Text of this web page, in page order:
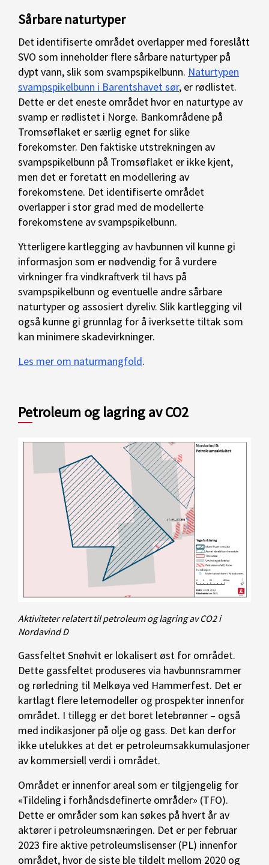
Sårbare naturtyper
Det identifiserte området overlapper med foreslått
SVO som inneholder flere sårbare naturtyper på
dypt vann, slik som svampspikelbunn. Naturtypen
svampspikelbunn i Barentshavet sør, er rødlistet.
Dette er det eneste området hvor en naturtype av
svamp er rødlistet i Norge. Bankområdene på
Tromsøflaket er særlig egnet for slike
forekomster. Den faktiske utstrekningen av
svampspikelbunn på Tromsøflaket er ikke kjent,
men det er foretatt en modellering av
forekomstene. Det identifiserte området
overlapper i stor grad med de modellerte
forekomstene av svampspikelbunn.
Ytterligere kartlegging av havbunnen vil kunne gi
informasjon som er nødvendig for å vurdere
virkninger fra vindkraftverk til havs på
svampspikelbunn og eventuelle andre sårbare
naturtyper og assosiert dyreliv. Slik kartlegging vil
også kunne gi grunnlag for å iverksette tiltak som
kan minimere skadevirkninger.
Les mer om naturmangfold.
Petroleum og lagring av CO2
Aktiviteter relatert til petroleum og lagring av CO2 i
Nordavind D
Gassfeltet Snøhvit er lokalisert øst for området.
Dette gassfeltet produseres via havbunnsrammer
og rørledning til Melkøya ved Hammerfest. Det er
kartlagt flere letemodeller og prospekter innenfor
området. I tillegg er det boret letebrønner – også
med indikasjoner på olje og gass. Det kan derfor
ikke utelukkes at det er petroleumsakkumulasjoner
av kommersiell verdi i området.
Området er innenfor areal som er tilgjengelig for
«Tildeling i forhåndsdefinerte områder» (TFO).
Dette er områder som kan søkes på hvert år av
aktører i petroleumsnæringen. Det er per februar
2023 fire aktive petroleumslisenser (PL) innenfor
området, hvor de siste ble tildelt mellom 2020 og